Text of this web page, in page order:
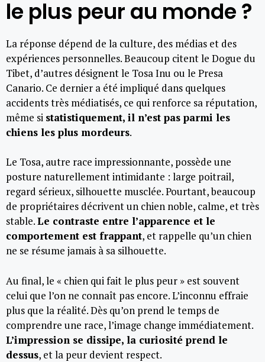
le plus peur au monde ?
La réponse dépend de la culture, des médias et des
expériences personnelles. Beaucoup citent le Dogue du
Tibet, d’autres désignent le Tosa Inu ou le Presa
Canario. Ce dernier a été impliqué dans quelques
accidents très médiatisés, ce qui renforce sa réputation,
même si statistiquement, il n’est pas parmi les
chiens les plus mordeurs.
Le Tosa, autre race impressionnante, possède une
posture naturellement intimidante : large poitrail,
regard sérieux, silhouette musclée. Pourtant, beaucoup
de propriétaires décrivent un chien noble, calme, et très
stable.Le contraste entre l’apparence et le
comportement est frappant, et rappelle qu’un chien
ne se résume jamais à sa silhouette.
Au final, le « chien qui fait le plus peur » est souvent
celui que l’on ne connaît pas encore. L’inconnu effraie
plus que la réalité. Dès qu’on prend le temps de
comprendre une race, l’image change immédiatement.
L’impression se dissipe, la curiosité prend le
dessus, et la peur devient respect.